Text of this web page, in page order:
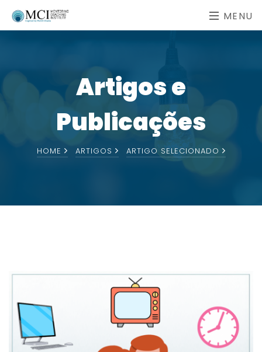
MENU
Artigos e
Publicações
HOME ARTIGOS ARTIGO SELECIONADO